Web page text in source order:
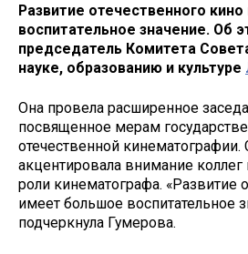
Развитие отечественного
воспитательное значение. Об
председатель Комитета
науке, образованию и культуре
Она провела расширенное
посвященное мерам
отечественной кинематографии.
акцентировала внимание коллег
роли кинематографа. «Развитие
имеет большое воспитательное
подчеркнула Гумерова.